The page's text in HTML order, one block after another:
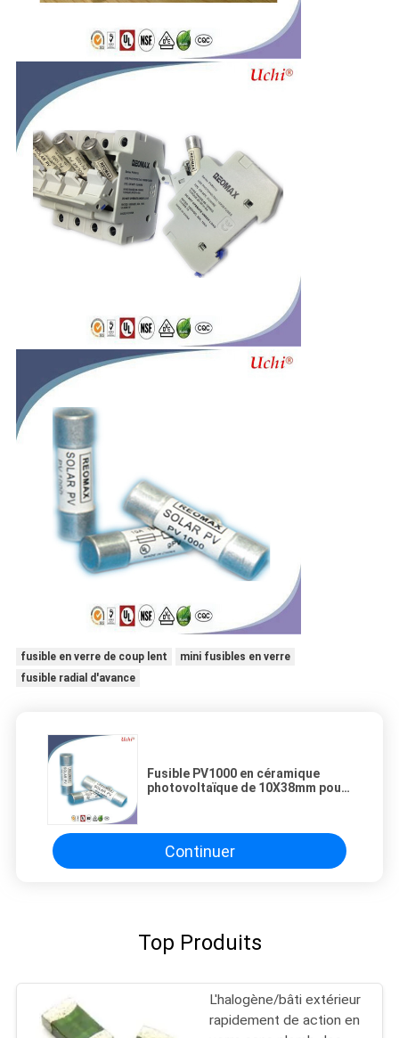
fusible en verre de coup lent
mini fusibles en verre
fusible radial d'avance
Fusible PV1000 en céramique
photovoltaïque de 10X38mm pour
Continuer
Top Produits
L'halogène/bâti extérieur
rapidement de action en